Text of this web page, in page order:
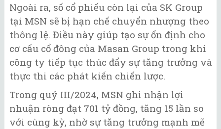
Ngoài ra, số cổ phiếu còn lại của SK Group
tại MSN sẽ bị hạn chế chuyển nhượng theo
thông lệ. Điều này giúp tạo sự ổn định cho
cơ cấu cổ đông của Masan Group trong khi
công ty tiếp tục thúc đẩy sự tăng trưởng và
thực thi các phát kiến chiến lược.
Trong quý III/2024, MSN ghi nhận lợi
nhuận ròng đạt 701 tỷ đồng, tăng 15 lần so
với cùng kỳ, nhờ sự tăng trưởng mạnh mẽ